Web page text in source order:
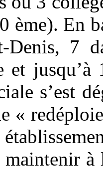
ème). En
Denis, 7
et
s’est
«
à